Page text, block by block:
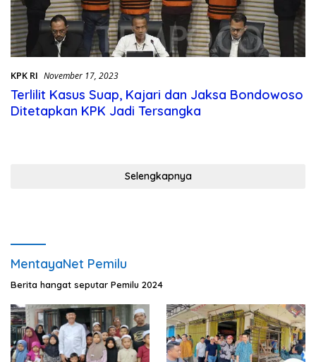
KPK RI November 17, 2023
Terlilit Kasus Suap, Kajari dan Jaksa Bondowoso
Ditetapkan KPK Jadi Tersangka
Selengkapnya
MentayaNet Pemilu
Berita hangat seputar Pemilu 2024